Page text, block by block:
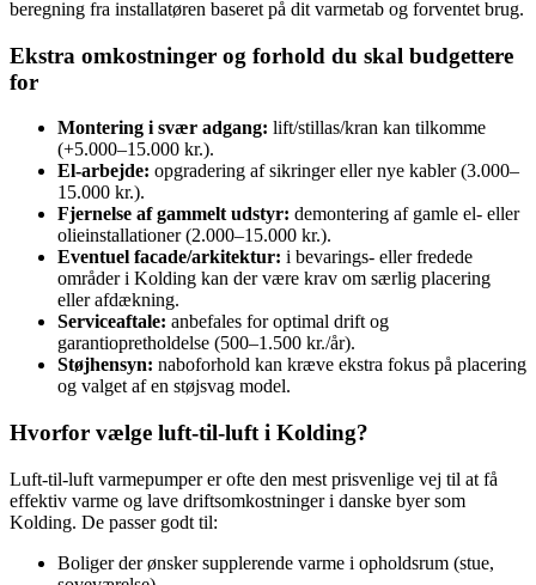
beregning fra installatøren baseret på dit varmetab og forventet brug.
Ekstra omkostninger og forhold du skal budgettere
for
Montering i svær adgang: lift/stillas/kran kan tilkomme
(+5.000–15.000 kr.).
El‑arbejde: opgradering af sikringer eller nye kabler (3.000–
15.000 kr.).
Fjernelse af gammelt udstyr: demontering af gamle el‑ eller
olieinstallationer (2.000–15.000 kr.).
Eventuel facade/arkitektur: i bevarings- eller fredede
områder i Kolding kan der være krav om særlig placering
eller afdækning.
Serviceaftale: anbefales for optimal drift og
garantiopretholdelse (500–1.500 kr./år).
Støjhensyn: naboforhold kan kræve ekstra fokus på placering
og valget af en støjsvag model.
Hvorfor vælge luft‑til‑luft i Kolding?
Luft‑til‑luft varmepumper er ofte den mest prisvenlige vej til at få
effektiv varme og lave driftsomkostninger i danske byer som
Kolding. De passer godt til:
Boliger der ønsker supplerende varme i opholdsrum (stue,